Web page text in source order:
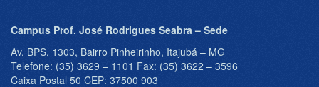
Campus Prof. José Rodrigues Seabra – Sede
Av. BPS, 1303, Bairro Pinheirinho, Itajubá – MG
Telefone: (35) 3629 – 1101 Fax: (35) 3622 – 3596
Caixa Postal 50 CEP: 37500 903